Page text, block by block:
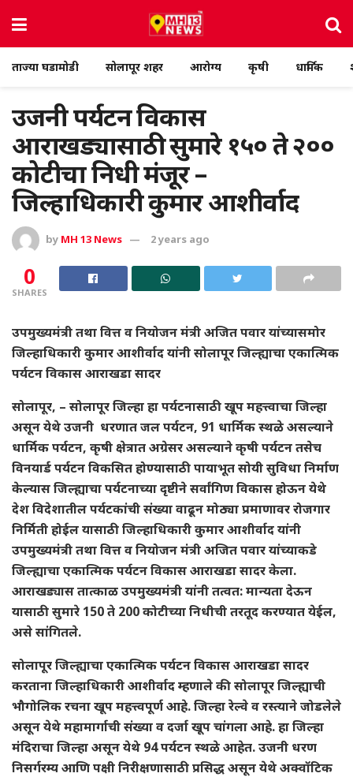
ताज्या घडामोडी सोलापूर शहर आरोग्य कृषी धार्मिक
उजनी पर्यटन विकास
आराखड्यासाठी सुमारे १५० ते २००
कोटीचा निधी मंजूर –
जिल्हाधिकारी कुमार आशीर्वाद
by MH 13 News 2 years ago
0
SHARES
उपमुख्यमंत्री तथा वित्त व नियोजन मंत्री अजित पवार यांच्यासमोर
जिल्हाधिकारी कुमार आशीर्वाद यांनी सोलापूर जिल्ह्याचा एकात्मिक
पर्यटन विकास आराखडा सादर
सोलापूर, – सोलापूर जिल्हा हा पर्यटनासाठी खूप महत्त्वाचा जिल्हा
असून येथे उजनी धरणात जल पर्यटन, 91 धार्मिक स्थळे असल्याने
धार्मिक पर्यटन, कृषी क्षेत्रात अग्रेसर असल्याने कृषी पर्यटन तसेच
विनयार्ड पर्यटन विकसित होण्यासाठी पायाभूत सोयी सुविधा निर्माण
केल्यास जिल्ह्याचा पर्यटनाच्या दृष्टीने सर्वांगिण विकास होऊन येथे
देश विदेशातील पर्यटकांची संख्या वाढून मोठ्या प्रमाणावर रोजगार
निर्मिती होईल यासाठी जिल्हाधिकारी कुमार आशीर्वाद यांनी
उपमुख्यमंत्री तथा वित्त व नियोजन मंत्री अजित पवार यांच्याकडे
जिल्ह्याचा एकात्मिक पर्यटन विकास आराखडा सादर केला.
आराखड्यास तात्काळ उपमुख्यमंत्री यांनी तत्वत: मान्यता देऊन
यासाठी सुमारे 150 ते 200 कोटीच्या निधीची तरतूद करण्यात येईल,
असे सांगितले.
सोलापूर जिल्ह्याचा एकात्मिक पर्यटन विकास आराखडा सादर
करताना जिल्हाधिकारी आशीर्वाद म्हणाले की सोलापूर जिल्ह्याची
भौगोलिक रचना खूप महत्त्वपूर्ण आहे. जिल्हा रेल्वे व रस्त्याने जोडलेले
असून येथे महामार्गाची संख्या व दर्जा खूप चांगला आहे. हा जिल्हा
मंदिराचा जिल्हा असून येथे 94 पर्यटन स्थळे आहेत. उजनी धरण
निसर्गरम्य आणि पक्षी निरीक्षणासाठी प्रसिद्ध असून येथे अक्वॉटिक